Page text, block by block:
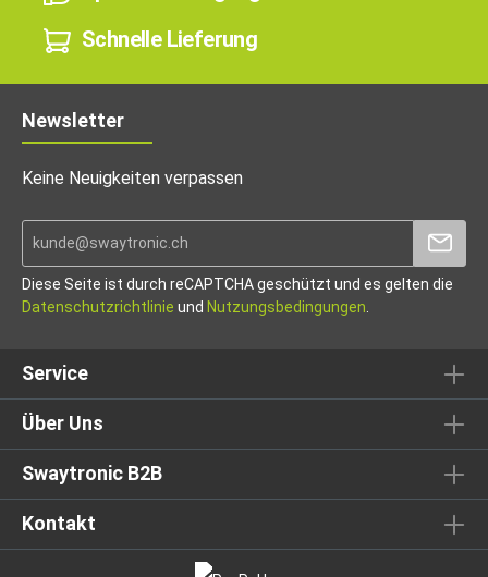
Schnelle Lieferung
Newsletter
Keine Neuigkeiten verpassen
Diese Seite ist durch reCAPTCHA geschützt und es gelten die
Datenschutzrichtlinie und Nutzungsbedingungen
Service
Über Uns
Swaytronic B2B
Kontakt